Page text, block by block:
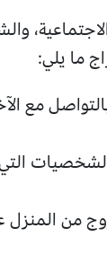
ما يلي:
مع
من المنزل